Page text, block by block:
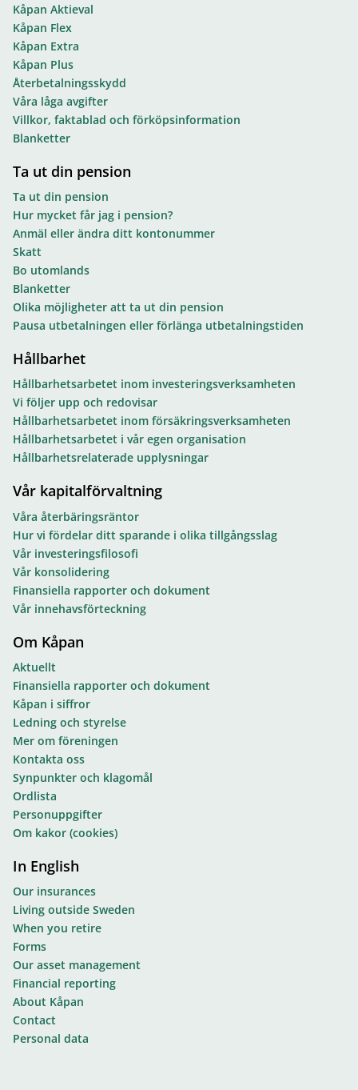
Kåpan Aktieval
Kåpan Flex
Kåpan Extra
Kåpan Plus
Återbetalningsskydd
Våra låga avgifter
Villkor, faktablad och förköpsinformation
Blanketter
Ta ut din pension
Ta ut din pension
Hur mycket får jag i pension?
Anmäl eller ändra ditt kontonummer
Skatt
Bo utomlands
Blanketter
Olika möjligheter att ta ut din pension
Pausa utbetalningen eller förlänga utbetalningstiden
Hållbarhet
Hållbarhetsarbetet inom investeringsverksamheten
Vi följer upp och redovisar
Hållbarhetsarbetet inom försäkringsverksamheten
Hållbarhetsarbetet i vår egen organisation
Hållbarhetsrelaterade upplysningar
Vår kapitalförvaltning
Våra återbäringsräntor
Hur vi fördelar ditt sparande i olika tillgångsslag
Vår investeringsfilosofi
Vår konsolidering
Finansiella rapporter och dokument
Vår innehavsförteckning
Om Kåpan
Aktuellt
Finansiella rapporter och dokument
Kåpan i siffror
Ledning och styrelse
Mer om föreningen
Kontakta oss
Synpunkter och klagomål
Ordlista
Personuppgifter
Om kakor (cookies)
In English
Our insurances
Living outside Sweden
When you retire
Forms
Our asset management
Financial reporting
About Kåpan
Contact
Personal data